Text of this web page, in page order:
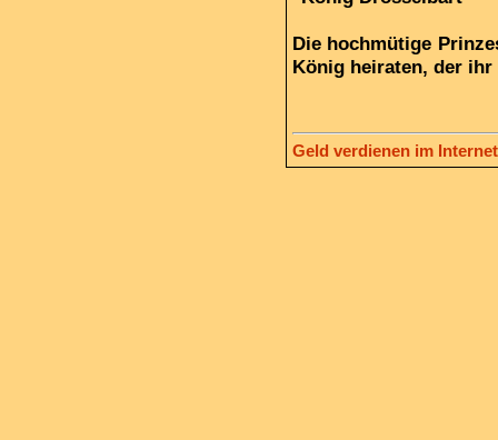
Die hochmütige
König heiraten, der
Geld verdienen im Internet